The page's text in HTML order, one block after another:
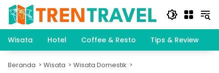
Langsung
konten
Wisata
Hotel Coffee & Resto Tips & Review
Beranda Wisata Wisata Domestik